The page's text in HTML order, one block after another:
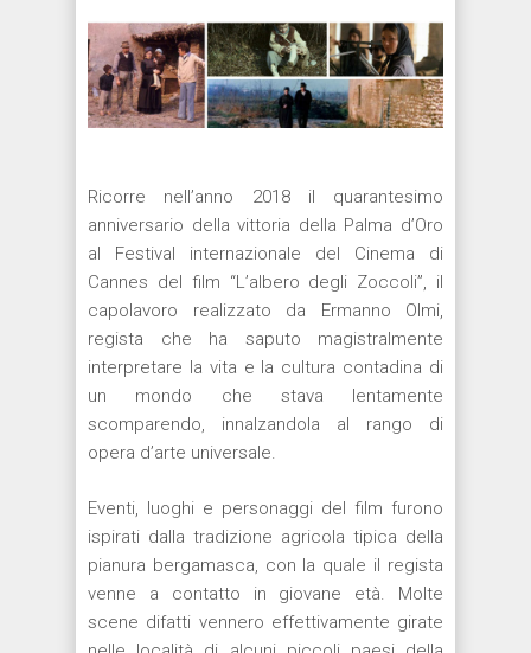
Ricorre nell’anno 2018 il quarantesimo
anniversario della vittoria della Palma d’Oro
al Festival internazionale del Cinema di
Cannes del film “L’albero degli Zoccoli”, il
capolavoro realizzato da Ermanno Olmi,
regista che ha saputo magistralmente
interpretare la vita e la cultura contadina di
un mondo che stava lentamente
scomparendo, innalzandola al rango di
opera d’arte universale.
Eventi, luoghi e personaggi del film furono
ispirati dalla tradizione agricola tipica della
pianura bergamasca, con la quale il regista
venne a contatto in giovane età. Molte
scene difatti vennero effettivamente girate